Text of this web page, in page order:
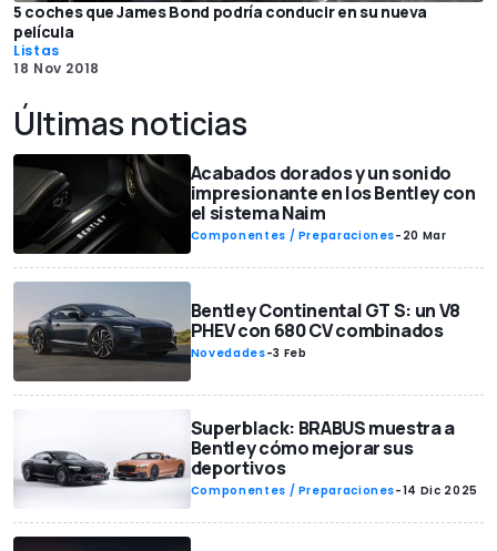
5 coches que James Bond podría conducir en su nueva
película
Listas
18 Nov 2018
Últimas noticias
Acabados dorados y un sonido
impresionante en los Bentley con
el sistema Naim
Componentes / Preparaciones- 20 Mar
Bentley Continental GT S: un V8
PHEV con 680 CV combinados
Novedades-3 Feb
Superblack: BRABUS muestra a
Bentley cómo mejorar sus
deportivos
Componentes / Preparaciones-14 Dic 2025